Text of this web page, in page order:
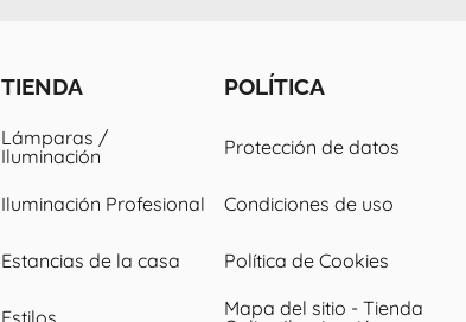
TIENDA
Lámparas /
Iluminación
Iluminación Profesional
Estancias de la casa
POLÍTICA
Protección de datos
Condiciones de uso
Política de Cookies
Mapa del sitio - Tienda